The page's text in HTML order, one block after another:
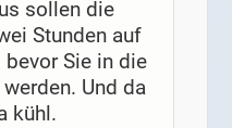
sollen die
Stunden auf
Sie in die
Und da
kühl.